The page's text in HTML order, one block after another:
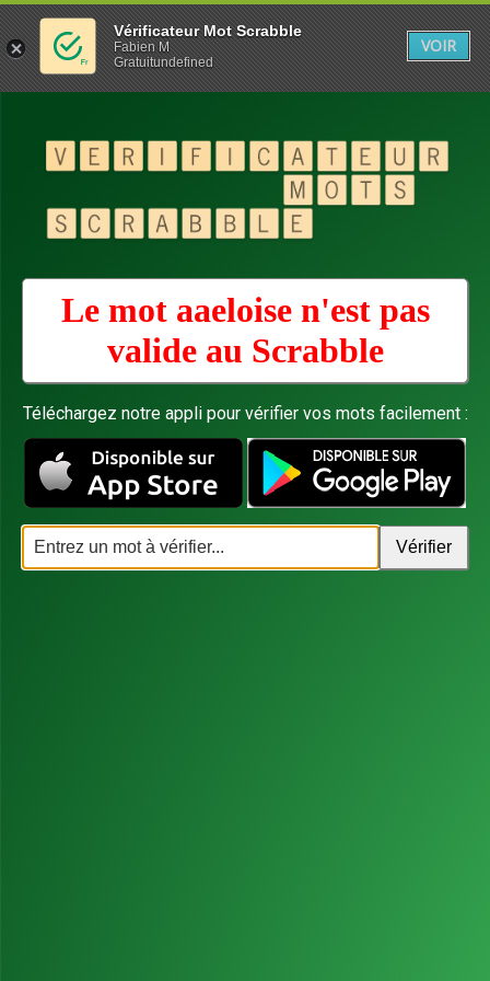
Le mot aaeloise n'est pas
valide au Scrabble
Téléchargez notre appli pour vérifier vos mots facilement :
Vérificateur Mot Scrabble
Fabien M
Gratuitundefined
VOIR